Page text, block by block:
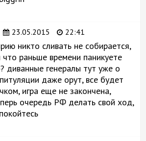
23.05.2015 22:41
никто сливать не собирается,
что раньше времени паникуете
диванные генералы тут уже о
даже орут, все будет
игра еще не закончена,
очередь РФ делать свой ход,